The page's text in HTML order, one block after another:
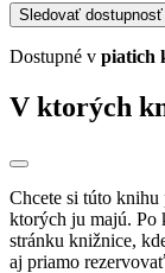
Sledovať dostupnosť
Dostupné v piatich
V ktorých
Chcete si túto
ktorých ju majú. Po
stránku knižnice,
aj priamo